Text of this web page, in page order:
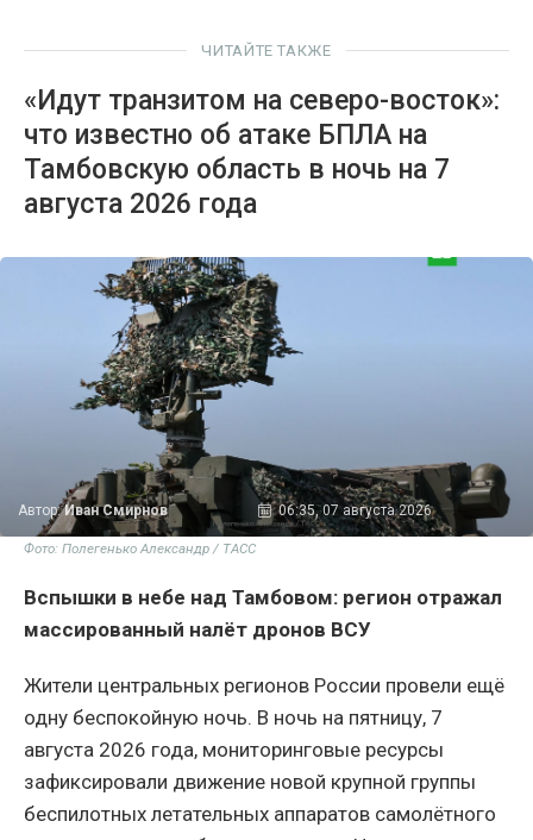
ЧИТАЙТЕ ТАКЖЕ
«Идут транзитом на северо-восток»:
что известно об атаке БПЛА на
Тамбовскую область в ночь на 7
августа 2026 года
Автор:Иван Смирнов 06:35, 07 августа 2026
Фото: Полегенько Александр / ТАСС
Вспышки в небе над Тамбовом: регион отражал
массированный налёт дронов ВСУ
Жители центральных регионов России провели ещё
одну беспокойную ночь. В ночь на пятницу, 7
августа 2026 года, мониторинговые ресурсы
зафиксировали движение новой крупной группы
беспилотных летательных аппаратов самолётного